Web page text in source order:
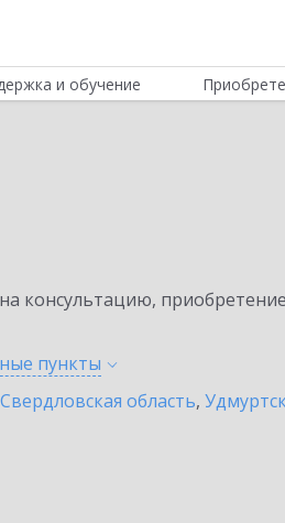
и обучение
консультацию,
пункты
Свердловская область,